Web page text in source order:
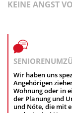
KEINE ANGST
Wir haben uns
Angehörigen
Wohnung oder in
der Planung und
und Nöte, die mit